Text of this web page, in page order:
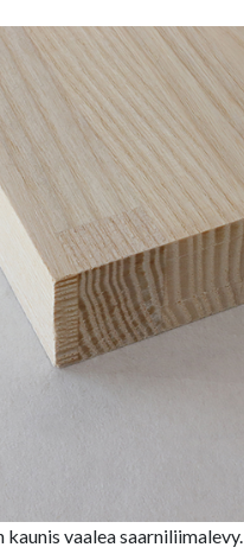
vaalea saarniliimalevy.